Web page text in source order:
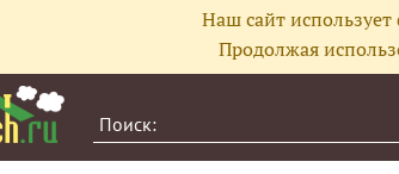
Наш сайт
Продолжая